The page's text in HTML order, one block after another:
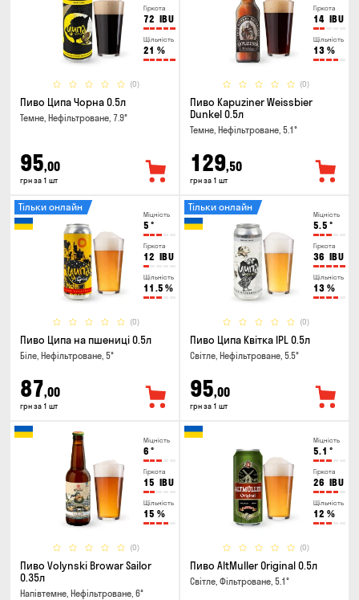
Гіркота
72 IBU
Щільність
21 %
(0)
Пиво Ципа Чорна 0.5л
Темне, Нефільтроване, 7.9°
95,00
грн за 1 шт
Гіркота
14 IBU
Щільність
13 %
(0)
Пиво Kapuziner Weissbier
Dunkel 0.5л
Темне, Нефільтроване, 5.1°
129,50
грн за 1 шт
Міцність
5 °
Гіркота
12 IBU
Щільність
11.5 %
(0)
Тільки онлайн
Пиво Ципа на пшениці 0.5л
Біле, Нефільтроване, 5°
87,00
грн за 1 шт
Міцність
5.5 °
Гіркота
36 IBU
Щільність
13 %
(0)
Тільки онлайн
Пиво Ципа Квітка IPL 0.5л
Світле, Нефільтроване, 5.5°
95,00
грн за 1 шт
Міцність
6 °
Гіркота
15 IBU
Щільність
15 %
(0)
Пиво Volynski Browar Sailor
0.35л
Напівтемне, Нефільтроване, 6°
Міцність
5.1 °
Гіркота
26 IBU
Щільність
12 %
(0)
Пиво AltMuller Original 0.5л
Світле, Фільтроване, 5.1°